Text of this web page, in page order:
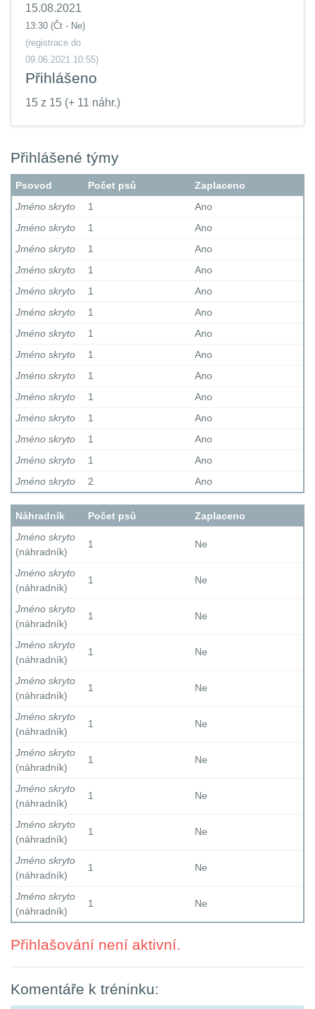
15.08.2021
13:30 (Čt - Ne)
(registrace do
09.06.2021 10:55)
Přihlášeno
15 z 15 (+ 11 náhr.)
Přihlášené týmy
Psovod Počet psů
Zaplaceno
Jméno skryto
1
Ano
Jméno skryto
1
Ano
Jméno skryto
1
Ano
Jméno skryto
1
Ano
Jméno skryto
1
Ano
Jméno skryto
1
Ano
Jméno skryto
1
Ano
Jméno skryto
1
Ano
Jméno skryto
1
Ano
Jméno skryto
1
Ano
Jméno skryto
1
Ano
Jméno skryto
1
Ano
Jméno skryto
1
Ano
Jméno skryto
2 Ano
Náhradník Počet psů
Zaplaceno
Jméno skryto
(náhradník)
1 Ne
Jméno skryto
(náhradník)
1 Ne
Jméno skryto
(náhradník)
1 Ne
Jméno skryto
(náhradník)
1 Ne
Jméno skryto
(náhradník)
1 Ne
Jméno skryto
(náhradník)
1 Ne
Jméno skryto
(náhradník)
1 Ne
Jméno skryto
(náhradník)
1 Ne
Jméno skryto
(náhradník)
1 Ne
Jméno skryto
(náhradník)
1 Ne
Jméno skryto
(náhradník)
1 Ne
Přihlašování není aktivní.
Komentáře k tréninku: